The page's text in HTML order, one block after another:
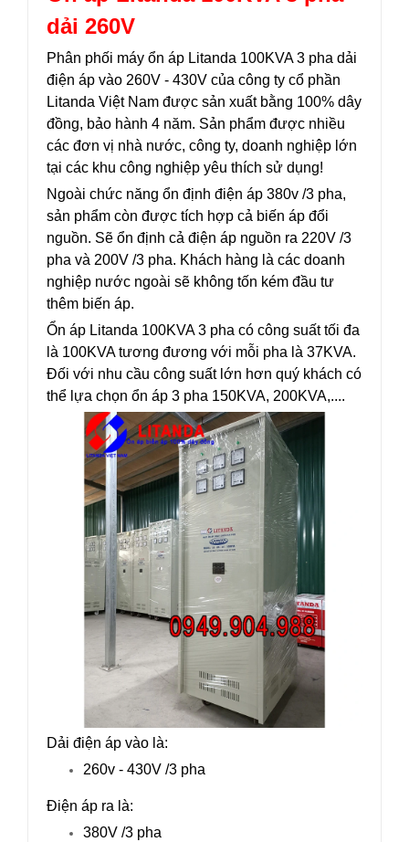
dải 260V
Phân phối máy ổn áp Litanda 100KVA 3 pha dải
điện áp vào 260V - 430V của công ty cổ phần
Litanda Việt Nam được sản xuất bằng 100% dây
đồng, bảo hành 4 năm. Sản phẩm được nhiều
các đơn vị nhà nước, công ty, doanh nghiệp lớn
tại các khu công nghiệp yêu thích sử dụng!
Ngoài chức năng ổn định điện áp 380v /3 pha,
sản phẩm còn được tích hợp cả biến áp đổi
nguồn. Sẽ ổn định cả điện áp nguồn ra 220V /3
pha và 200V /3 pha. Khách hàng là các doanh
nghiệp nước ngoài sẽ không tốn kém đầu tư
thêm biến áp.
Ổn áp Litanda 100KVA 3 pha có công suất tối đa
là 100KVA tương đương với mỗi pha là 37KVA.
Đối với nhu cầu công suất lớn hơn quý khách có
thể lựa chọn ổn áp 3 pha 150KVA, 200KVA,....
Dải điện áp vào là:
260v - 430V /3 pha
Điện áp ra là:
380V /3 pha